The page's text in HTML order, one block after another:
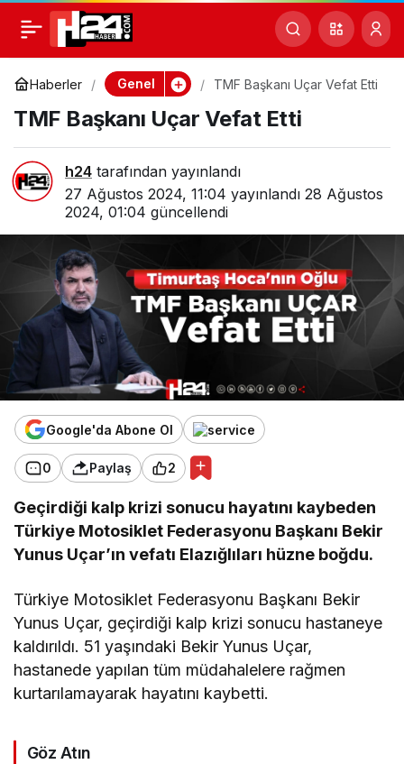
Haberler Genel TMF Başkanı Uçar Vefat Etti
TMF Başkanı Uçar Vefat Etti
h24 tarafından yayınlandı
27 Ağustos 2024, 11:04 yayınlandı 28 Ağustos
2024, 01:04 güncellendi
Google'da Abone Ol
0 Paylaş 2
Geçirdiği kalp krizi sonucu hayatını kaybeden
Türkiye Motosiklet Federasyonu Başkanı Bekir
Yunus Uçar’ın vefatı Elazığlıları hüzne boğdu.
Türkiye Motosiklet Federasyonu Başkanı Bekir
Yunus Uçar, geçirdiği kalp krizi sonucu hastaneye
kaldırıldı. 51 yaşındaki Bekir Yunus Uçar,
hastanede yapılan tüm müdahalelere rağmen
kurtarılamayarak hayatını kaybetti.
Göz Atın
TMF Başkanı Uçar Vefat
Etti
0